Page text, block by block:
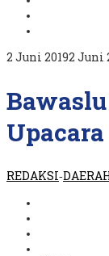
2 Juni 20192 Juni
REDAKSI-